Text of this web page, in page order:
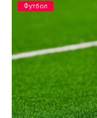
Футбол